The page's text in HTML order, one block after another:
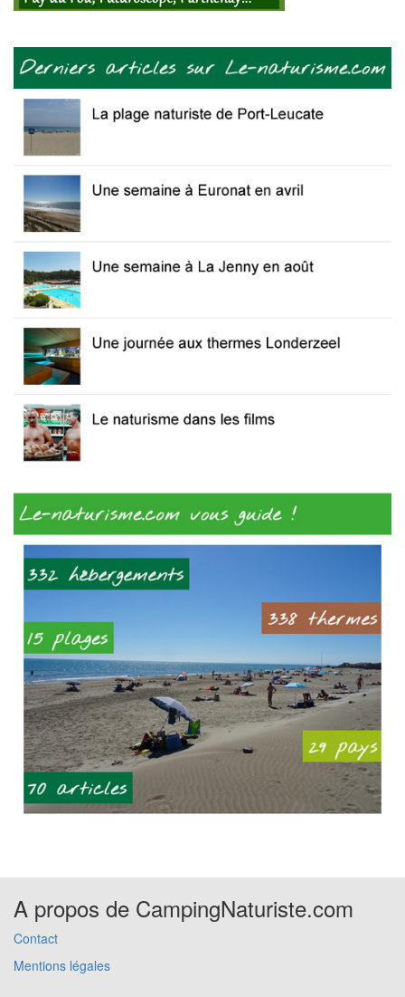
A propos de CampingNaturiste.com
Contact
Mentions légales